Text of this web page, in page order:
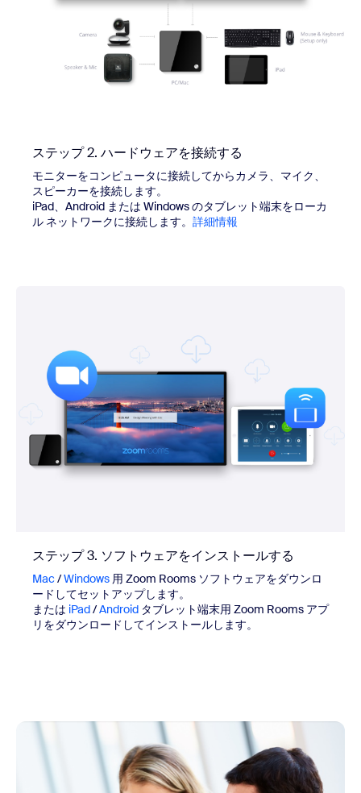
ステップ 2. ハードウェアを接続する
モニターをコンピュータに接続してからカメラ、マイク、
スピーカーを接続します。
iPad、Android または Windows のタブレット端末をローカ
ル ネットワークに接続します。 詳細情報
ステップ 3. ソフトウェアをインストールする
Mac/Windows 用 Zoom Rooms ソフトウェアをダウンロ
ードしてセットアップします。
または iPad/Android タブレット端末用 Zoom Rooms アプ
リをダウンロードしてインストールします。